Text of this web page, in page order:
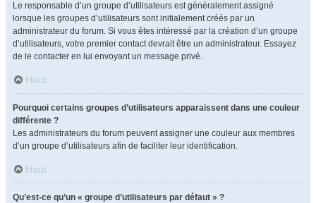
Le responsable d’un groupe d’utilisateurs est généralement assigné
lorsque les groupes d’utilisateurs sont initialement créés par un
administrateur du forum. Si vous êtes intéressé par la création d’un groupe
d’utilisateurs, votre premier contact devrait être un administrateur. Essayez
de le contacter en lui envoyant un message privé.
Haut
Pourquoi certains groupes d’utilisateurs apparaissent dans une couleur
différente ?
Les administrateurs du forum peuvent assigner une couleur aux membres
d’un groupe d’utilisateurs afin de faciliter leur identification.
Haut
Qu’est-ce qu’un « groupe d’utilisateurs par défaut » ?